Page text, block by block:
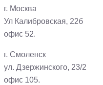
г. Москва
Ул Калибровская, 22б
офис 52.
г. Смоленск
ул. Дзержинского, 23/2
офис 105.